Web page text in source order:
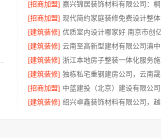
[招商加盟]
[招商加盟]
[建筑装修]
[建筑装修]
[建筑装修]
[建筑装修]
[招商加盟]
[建筑装修]